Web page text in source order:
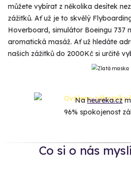
můžete vybírat z několika desítek
zážitků. Ať už je to skvělý
Hoverboard, simulátor Boeingu 737
aromatická masáž. Ať už hledáte
našich zážitků do 2000Kč si určitě
Naheureka.cz
96% spokojenost
Co si o nás